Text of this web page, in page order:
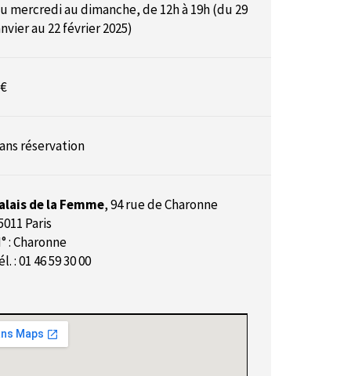
mercredi au dimanche, de 12h à 19h (du 29
au 22 février 2025)
réservation
de la Femme,94 rue de Charonne
Paris
: Charonne
: 01 46 59 30 00